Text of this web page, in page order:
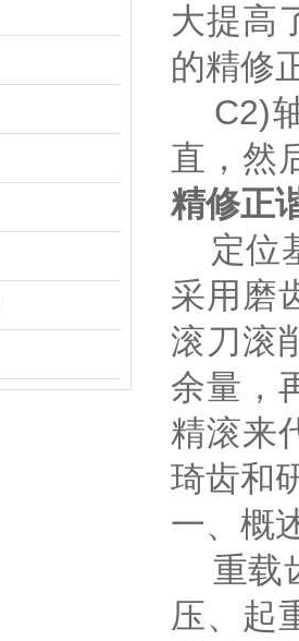
大提高
的精修
C2)轴
直，然
精修正
定位
采用磨
滚刀滚
余量，
精滚来
琦齿和
一、概
重载
压、起